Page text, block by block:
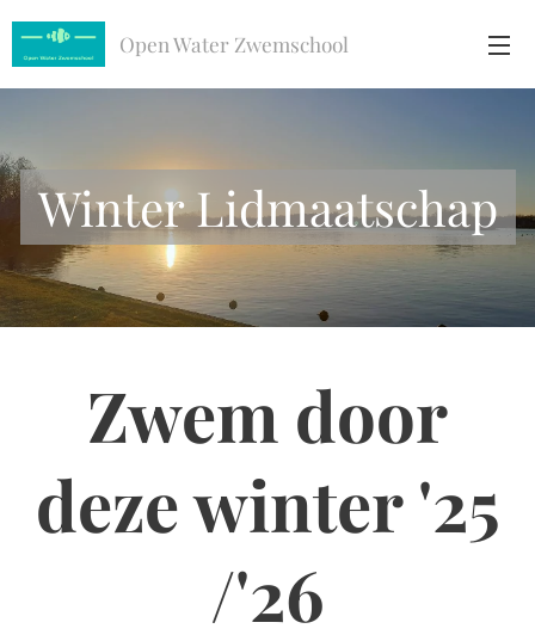
Open Water Zwemschool
Winter Lidmaatschap
Zwem door
deze winter '25
/'26